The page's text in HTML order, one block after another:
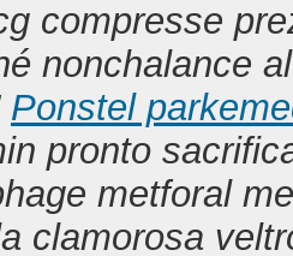
compresse
nonchalance
Ponstel
pronto
metforal
clamorosa